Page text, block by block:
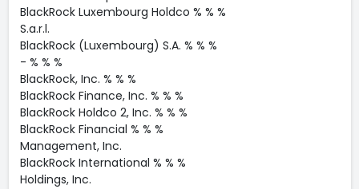
BlackRock Luxembourg Holdco % % %
S.a.r.l.
BlackRock (Luxembourg) S.A. % % %
- % % %
BlackRock, Inc. % % %
BlackRock Finance, Inc. % % %
BlackRock Holdco 2, Inc. % % %
BlackRock Financial % % %
Management, Inc.
BlackRock International % % %
Holdings, Inc.